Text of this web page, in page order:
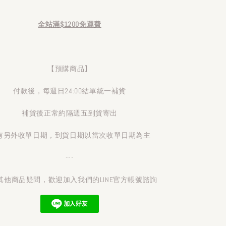
全站滿$1200免運費
【預購商品】
付款後，每週日24:00結單統一補貨
補貨後正常約隔週五到貨寄出
另外收單日期，到貨日期以當次收單日期為主
---
他商品疑問，歡迎加入我們的LINE官方帳號諮詢